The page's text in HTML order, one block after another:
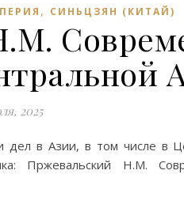
, СИНЬЦЗЯН (КИТАЙ)
2025
дел в Азии, в том числе в
Пржевальский Н.М.